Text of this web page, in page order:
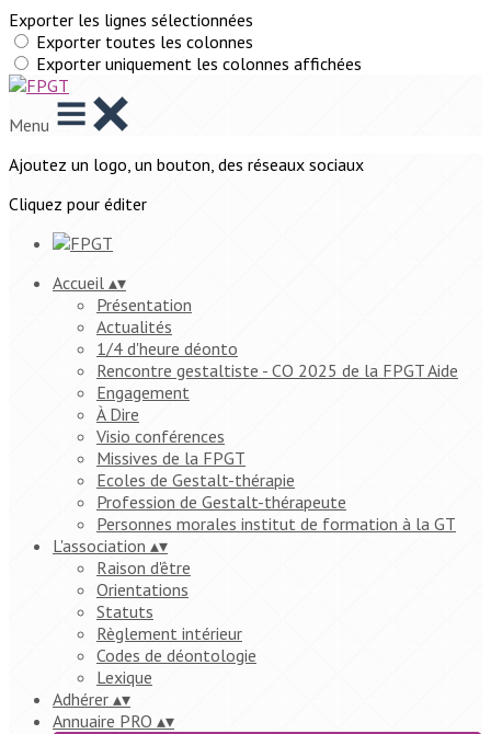
Exporter les lignes sélectionnées
Exporter toutes les colonnes
Exporter uniquement les colonnes affichées
Menu
Ajoutez un logo, un bouton, des réseaux sociaux
Cliquez pour éditer
Accueil ▴▾
Présentation
Actualités
1/4 d'heure déonto
Rencontre gestaltiste - CO 2025 de la FPGT Aide
Engagement
À Dire
Visio conférences
Missives de la FPGT
Ecoles de Gestalt-thérapie
Profession de Gestalt-thérapeute
Personnes morales institut de formation à la GT
L'association ▴▾
Raison d'être
Orientations
Statuts
Règlement intérieur
Codes de déontologie
Lexique
Adhérer ▴▾
Annuaire PRO ▴▾